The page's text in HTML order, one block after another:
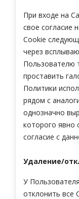
При входе на
свое согласие
Cookie
через
Пользователю
проставить
Политики
рядом с
однозначно
которого явно
согласие с
Удаление/
У
отклонить все